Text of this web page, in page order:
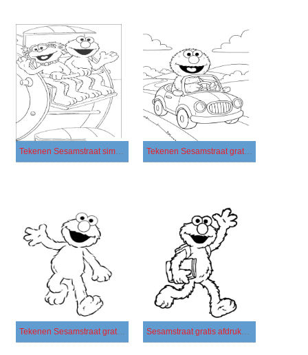
Tekenen Sesamstraat simpel Tekenen Sesamstraat gratis eenvoudig
Tekenen Sesamstraat gratis basis Sesamstraat gratis afdrukbaar eenvoudig